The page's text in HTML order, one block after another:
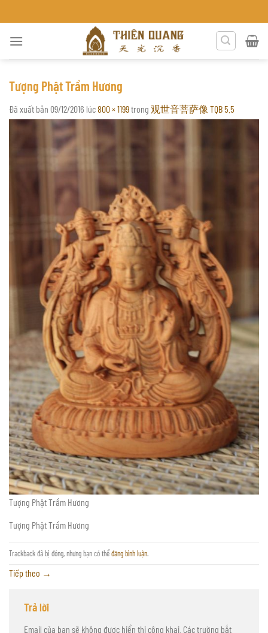
đến
Tượng Phật Trầm Hương
Đã xuất bản 09/12/2016 lúc800 × 1199trong 观世音菩萨像 TQB 5.5
Tượng Phật Trầm Hương
Tượng Phật Trầm Hương
Trackback đã bị đóng, nhưng bạn có thểđăng bình luận.
Tiếp theo →
Trả lời
Email của bạn sẽ không được hiển thị công khai. Các trường bắt